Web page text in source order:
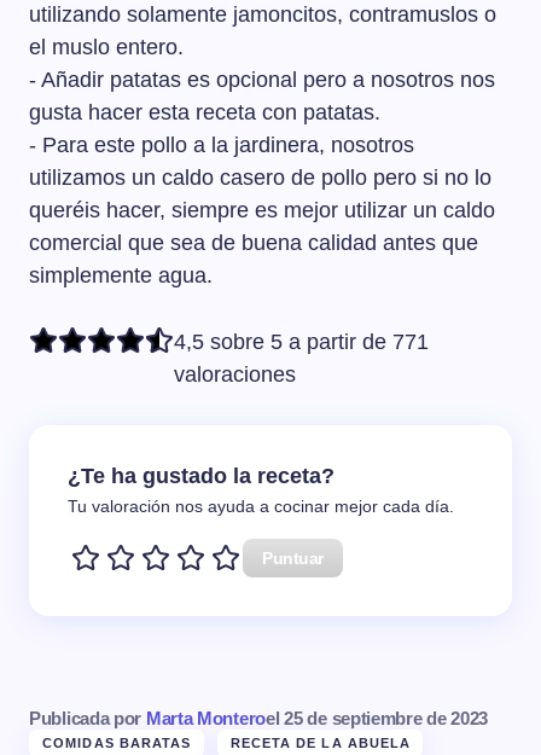
utilizando solamente jamoncitos, contramuslos o
el muslo entero.
- Añadir patatas es opcional pero a nosotros nos
gusta hacer esta receta con patatas.
- Para este pollo a la jardinera, nosotros
utilizamos un caldo casero de pollo pero si no lo
queréis hacer, siempre es mejor utilizar un caldo
comercial que sea de buena calidad antes que
simplemente agua.
4,5 sobre 5 a partir de 771
valoraciones
¿Te ha gustado la receta?
Tu valoración nos ayuda a cocinar mejor cada día.
Puntuar
Publicada por Marta Monteroel 25 de septiembre de 2023
COMIDAS BARATAS RECETA DE LA ABUELA